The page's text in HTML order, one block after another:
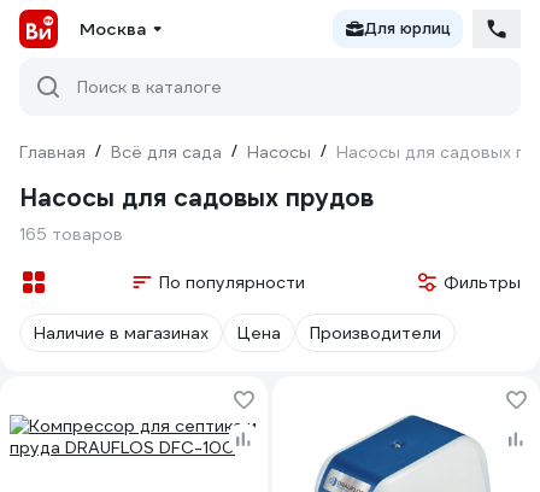
Москва Для юрлиц
Поиск в каталоге
Главная / Всё для сада / Насосы / Насосы для садовых
Насосы для садовых прудов
165 товаров
По популярности Фильтры
Наличие в магазинах Цена Производители